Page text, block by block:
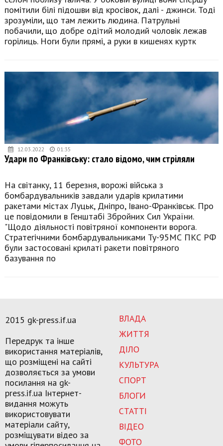
помітили білі підошви від кросівок, далі - джинси. Тоді
зрозуміли, що там лежить людина. Патрульні
побачили, що добре одітий молодий чоловік лежав
горілиць. Ноги були прямі, а руки в кишенях куртк
12.03.2022 01:35
Удари по Франківську: стало відомо, чим стріляли
На світанку, 11 березня, ворожі війська з
бомбардувальників завдали ударів крилатими
ракетами містах Луцьк, Дніпро, Івано-Франківськ. Про
це повідомили в Генштабі Збройних Сил України.
"Щодо діяльності повітряної компоненти ворога.
Стратегічними бомбардувальниками Ту-95МС ПКС РФ
були застосовані крилаті ракети повітряного
базування по
ВЛАДА
ЖИТТЯ
ДІЛО
КУЛЬТУРА
СПОРТ
БЛОГИ
СТАТТІ
ВІДЕО
ФОТО
2015 gk-press.if.ua
Передрук та інше
використання матеріалів,
що розміщені на сайті
дозволяється за умови
посилання на gk-
press.if.ua Інтернет-
видання можуть
використовувати
матеріали сайту,
розміщувати відео за